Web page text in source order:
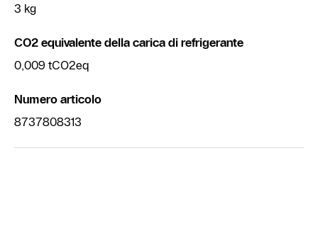
3 kg
CO2 equivalente della carica di refrigerante
0,009 tCO2eq
Numero articolo
8737808313